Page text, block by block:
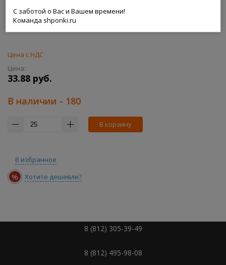
С заботой о Вас и Вашем времени!
Команда shponki.ru
Цена с НДС
Цена:
33.88 руб.
В наличии - 180
В корзину
В избранное
% Хотите дешевле?
8 (812) 305-39-49
8 (812) 495-98-08